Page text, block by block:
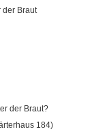
der Braut
der Braut?
184)